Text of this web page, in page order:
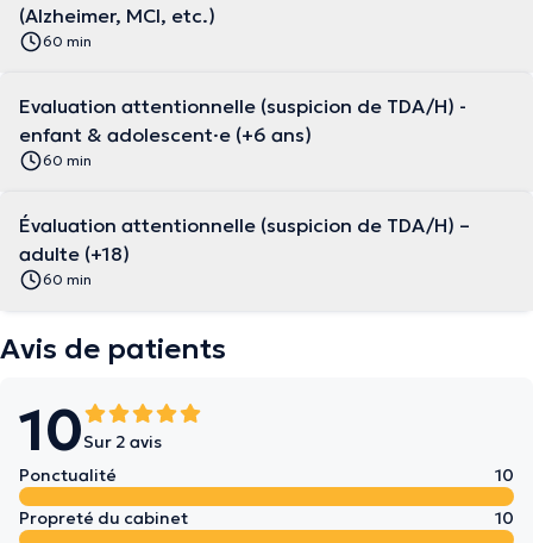
(Alzheimer, MCI, etc.)
60 min
Evaluation attentionnelle (suspicion de TDA/H) -
enfant & adolescent·e (+6 ans)
60 min
Évaluation attentionnelle (suspicion de TDA/H) –
adulte (+18)
60 min
Avis de patients
10Sur 2 avis
Ponctualité
10
Propreté du cabinet
10